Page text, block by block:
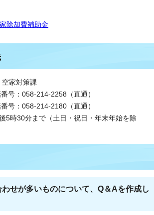
除却費補助金
家対策課
：058-214-2258（直通）
：058-214-2180（直通）
5時30分まで（土日・祝日・年末年始を除
せが多いものについて、Q＆Aを作成し